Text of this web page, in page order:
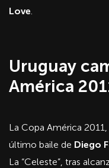
Love
Uruguay
América
La Copa América
último baile de Diego
La “Celeste”, tras